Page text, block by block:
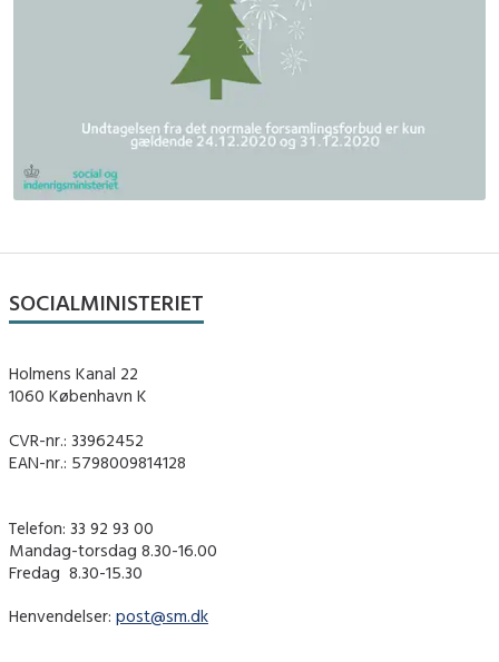
SOCIALMINISTERIET
Holmens Kanal 22
1060 København K
CVR-nr.: 33962452
EAN-nr.: 5798009814128
Telefon: 33 92 93 00
Mandag-torsdag 8.30-16.00
Fredag ​ 8.30-15.30
Henvendelser: post@sm.dk